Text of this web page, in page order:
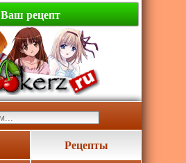
Ваш рецепт
Рецепты